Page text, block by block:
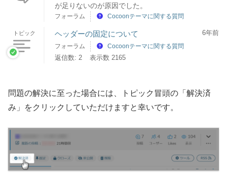
が足りないのが原因でした。
フォーラム Cocoonテーマに関する質問
トピック ヘッダーの固定について 6年前
フォーラム Cocoonテーマに関する質問
返信数: 2 表示数 2165
問題の解決に至った場合には、トピック冒頭の「解決済
み」をクリックしていただけますと幸いです。